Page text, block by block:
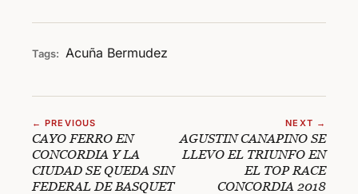
Tags: Acuña Bermudez
← PREVIOUS
CAYO FERRO EN
CONCORDIA Y LA
CIUDAD SE QUEDA SIN
FEDERAL DE BASQUET
NEXT →
AGUSTIN CANAPINO SE
LLEVO EL TRIUNFO EN
EL TOP RACE
CONCORDIA 2018